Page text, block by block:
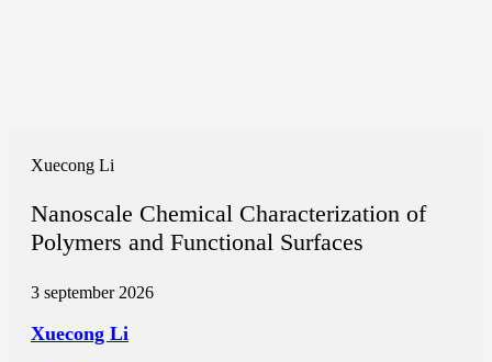
Xuecong Li
Nanoscale Chemical Characterization of
Polymers and Functional Surfaces
3 september 2026
Xuecong Li